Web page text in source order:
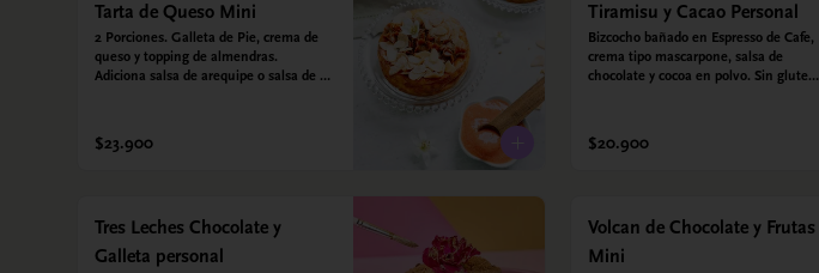
Tarta de Queso Mini
2 Porciones. Galleta de Pie, crema de
queso y topping de almendras.
Adiciona salsa de arequipe o salsa de
$23.900
Tiramisu y Cacao Personal
Bizcocho bañado en Espresso de Cafe,
crema tipo mascarpone, salsa de
chocolate y cocoa en polvo. Sin gluten -
$20.900
Tres Leches Chocolate y
Galleta personal
Volcan de Chocolate y Frutas
Mini